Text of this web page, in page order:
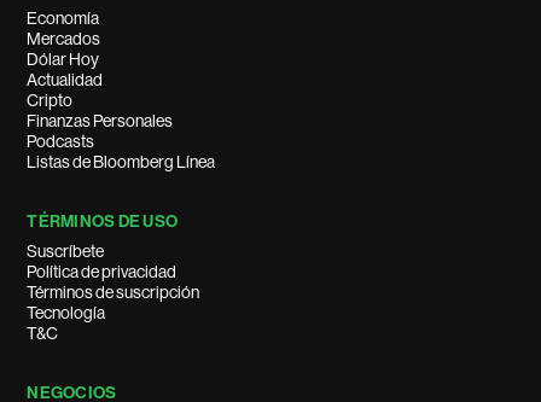
Economía
Mercados
Dólar Hoy
Actualidad
Cripto
Finanzas Personales
Podcasts
Listas de Bloomberg Línea
TÉRMINOS DE USO
Suscríbete
Política de privacidad
Términos de suscripción
Tecnología
T&C
NEGOCIOS